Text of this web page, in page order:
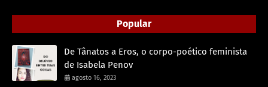
Popular
De Tânatos a Eros, o corpo-poético feminista
de Isabela Penov
agosto 16, 2023